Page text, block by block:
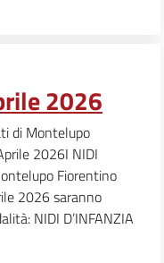
2026
di Montelupo
2026I NIDI
Fiorentino
2026 saranno
NIDI D’INFANZIA